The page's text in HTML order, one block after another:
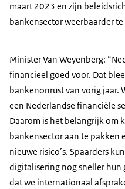
maart 2023 en zijn
bankensector weerbaarder
Minister Van Weyenberg:
financieel goed voor. Dat
bankenonrust van vorig jaar.
een Nederlandse financiële
Daarom is het belangrijk om
bankensector aan te pakken
nieuwe risico’s. Spaarders
digitalisering nog sneller hun
dat we internationaal